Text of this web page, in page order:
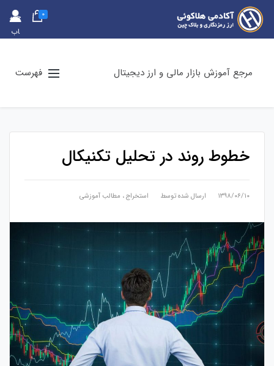
حس
اب
0
مرجع آموزش بازار مالی و ارز دیجیتال فهرست
خطوط روند در تحلیل تکنیکال
۱۳۹۸/۰۶/۱۰ ارسال شده توسط استخراج، مطالب آموزشی